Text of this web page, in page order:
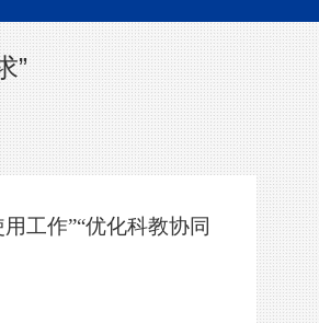
”
工作”“优化科教协同